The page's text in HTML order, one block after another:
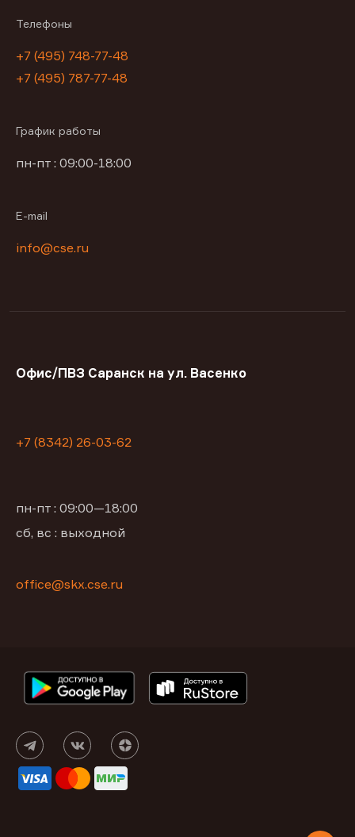
Телефоны
+7 (495) 748-77-48
+7 (495) 787-77-48
График работы
пн-пт : 09:00-18:00
E-mail
info@cse.ru
Офис/ПВЗ Саранск на ул. Васенко
+7 (8342) 26-03-62
пн-пт : 09:00—18:00
сб, вс : выходной
office@skx.cse.ru